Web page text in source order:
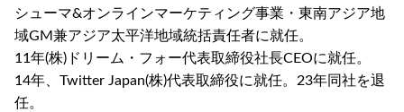
シューマ&オンラインマーケティング事業・東南アジア地
域GM兼アジア太平洋地域統括責任者に就任。
11年(株)ドリーム・フォー代表取締役社長CEOに就任。
14年、Twitter Japan(株)代表取締役に就任。23年同社を退
任。